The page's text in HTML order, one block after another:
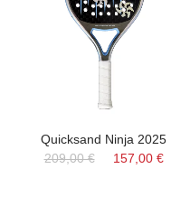
Quicksand Ninja 2025
209,00 €
157,00 €